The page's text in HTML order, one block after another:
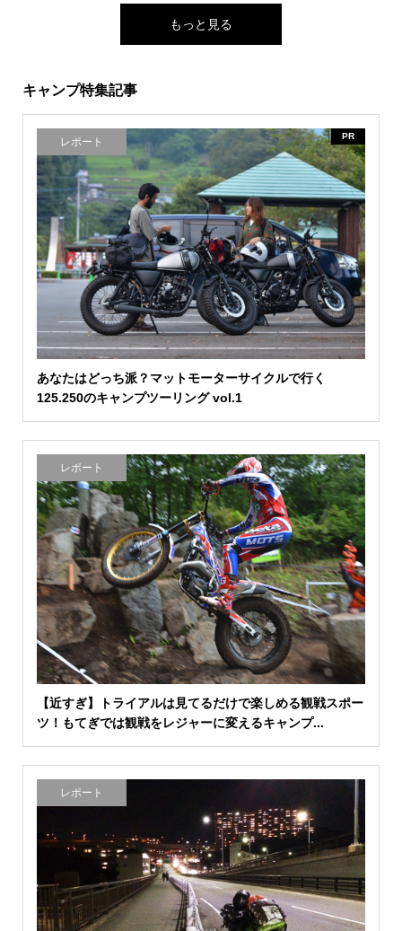
もっと見る
キャンプ特集記事
レポート PR
あなたはどっち派？マットモーターサイクルで行く
125.250のキャンプツーリング vol.1
レポート
【近すぎ】トライアルは見てるだけで楽しめる観戦スポー
ツ！もてぎでは観戦をレジャーに変えるキャンプ...
レポート